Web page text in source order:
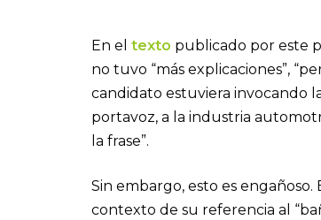
En el texto publicado por este
no tuvo “más explicaciones”,
candidato estuviera invocando
portavoz, a la industria
la frase”.
Sin embargo, esto es
contexto de su referencia al